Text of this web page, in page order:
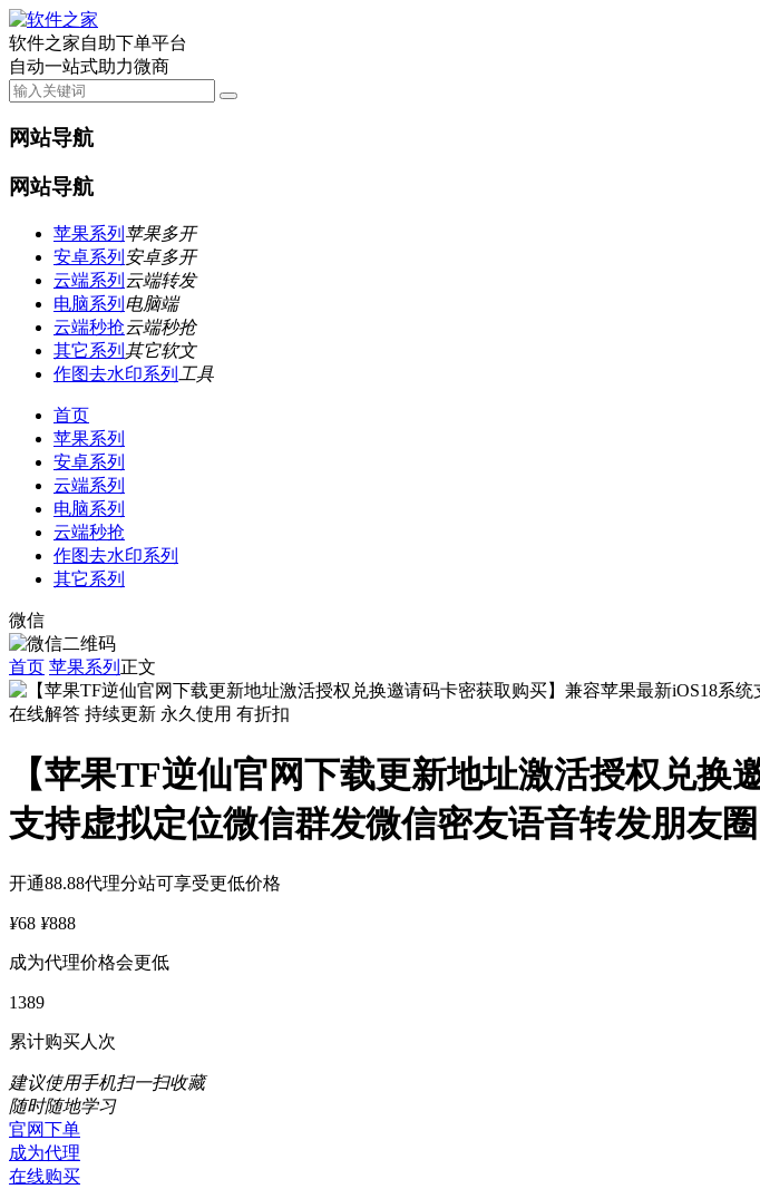
软件之家自助下单平台
自动一站式助力微商
网站导航
网站导航
苹果系列 苹果多开
安卓系列 安卓多开
云端系列 云端转发
电脑系列 电脑端
云端秒抢云端秒抢
其它系列 其它软文
作图去水印系列 工具
首页
苹果系列
安卓系列
云端系列
电脑系列
云端秒抢
作图去水印系列
其它系列
微信
首页 苹果系列 正文
在线解答 持续更新 永久使用 有折扣
【苹果TF逆仙官网下载更新地址激活授权兑
支持虚拟定位微信群发微信密友语音转发朋友
开通88.88代理分站可享受更低价格
¥68 ¥888
成为代理价格会更低
1389
累计购买人次
建议使用手机扫一扫收藏
随时随地学习
官网下单
成为代理
在线购买